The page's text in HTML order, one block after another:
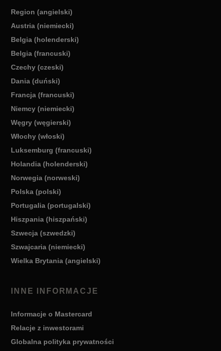
Region (angielski)
Austria (niemiecki)
Belgia (holenderski)
Belgia (francuski)
Czechy (czeski)
Dania (duński)
Francja (francuski)
Niemcy (niemiecki)
Węgry (węgierski)
Włochy (włoski)
Luksemburg (francuski)
Holandia (holenderski)
Norwegia (norweski)
Polska (polski)
Portugalia (portugalski)
Hiszpania (hiszpański)
Szwecja (szwedzki)
Szwajcaria (niemiecki)
Wielka Brytania (angielski)
INNE INFORMACJE
Informacje o Mastercard
Relacje z inwestorami
Globalna polityka prywatności